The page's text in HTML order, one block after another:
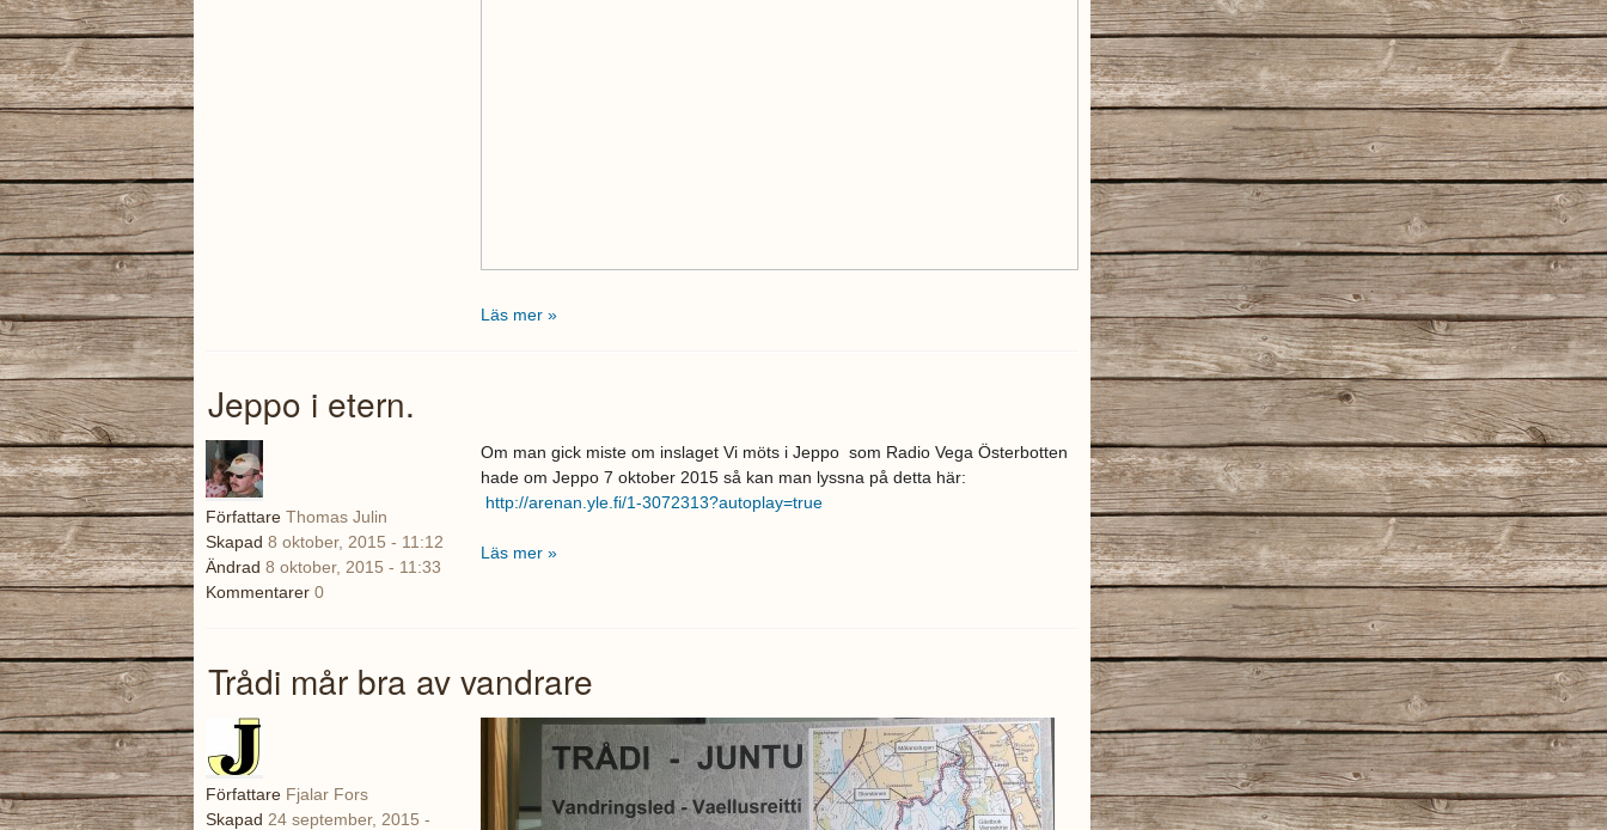
Läs mer »
Jeppo i etern.
Författare Thomas Julin
Skapad 8 oktober, 2015 - 11:12
Ändrad 8 oktober, 2015 - 11:33
Kommentarer 0
Om man gick miste om inslaget Vi möts i Jeppo som Radio Vega Österbotten
hade om Jeppo 7 oktober 2015 så kan man lyssna på detta här:
http://arenan.yle.fi/1-3072313?autoplay=true
Läs mer »
Trådi mår bra av vandrare
Författare Fjalar Fors
Skapad 24 september, 2015 -